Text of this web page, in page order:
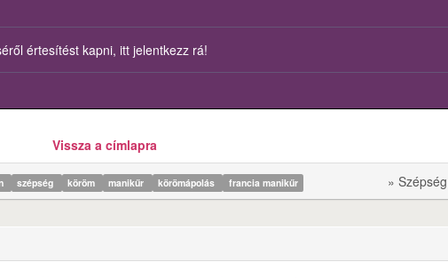
értesítést kapni, itt jelentkezz rá!
Vissza a címlapra
szépség köröm manikűr körömápolás francia manikűr » Szépség